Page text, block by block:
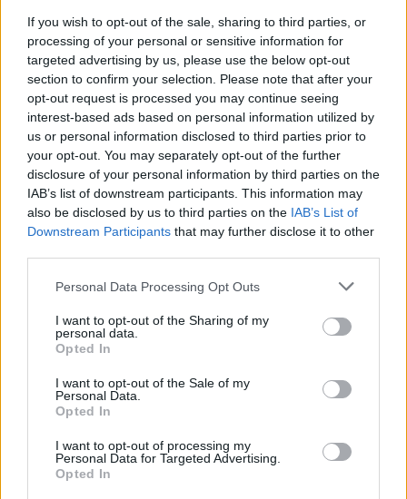
If you wish to opt-out of the sale, sharing to third parties, or
processing of your personal or sensitive information for
targeted advertising by us, please use the below opt-out
section to confirm your selection. Please note that after your
opt-out request is processed you may continue seeing
interest-based ads based on personal information utilized by
us or personal information disclosed to third parties prior to
your opt-out. You may separately opt-out of the further
disclosure of your personal information by third parties on the
IAB’s list of downstream participants. This information may
also be disclosed by us to third parties on the IAB’s List of
Downstream Participants that may further disclose it to other
Please note that this website/app uses one or more Google
not limited to your visit or usage behaviour. You may click to
grant or deny consent to Google and its third-party tags to
use your data for below specified purposes in below Google
consent section.
Personal Data Processing Opt Outs
I want to opt-out of the Sharing of my
personal data.
Opted In
I want to opt-out of the Sale of my
Personal Data.
Opted In
I want to opt-out of processing my
Personal Data for Targeted Advertising.
Opted In
Napi érdekes - 375
2021. március 14.
JTom
1930. október. Salomon Andrée svéd mérnök és
társainak temetése haláluk után több mint
harminc évvel. Kísérlete, hogy légballonnal
érje el az Északi-sarkot, tragédiával végződött.
A harmadmagával a sark meghódítására
a jégre ereszkedett léggömbjével,…
Következő oldal
Top 10
Harminc éves fotók